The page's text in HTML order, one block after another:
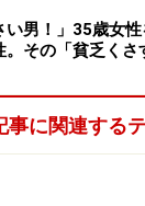
い男！」35歳女
。その「貧乏くさ
事に関連する